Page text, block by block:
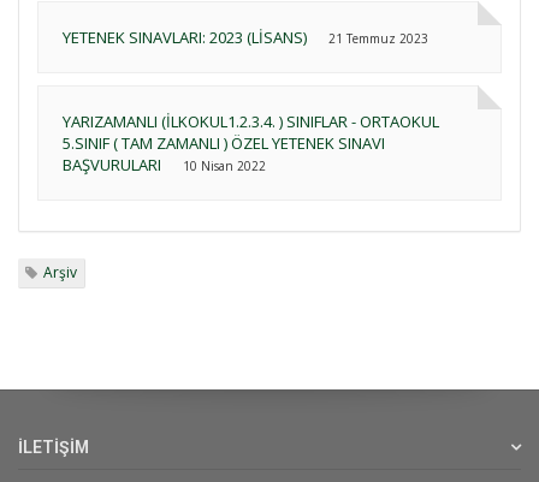
YETENEK SINAVLARI: 2023 (LİSANS) 21 Temmuz 2023
YARIZAMANLI (İLKOKUL1.2.3.4. ) SINIFLAR - ORTAOKUL
5.SINIF ( TAM ZAMANLI ) ÖZEL YETENEK SINAVI
BAŞVURULARI
10 Nisan 2022
Arşiv
İLETİŞİM